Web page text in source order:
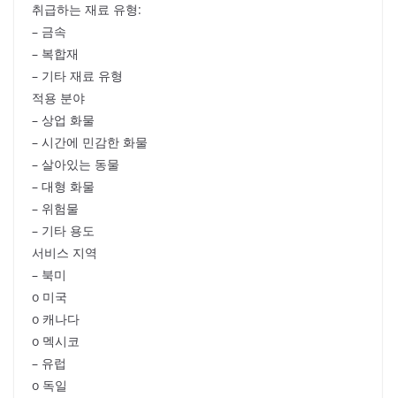
취급하는 재료 유형:
– 금속
– 복합재
– 기타 재료 유형
적용 분야
– 상업 화물
– 시간에 민감한 화물
– 살아있는 동물
– 대형 화물
– 위험물
– 기타 용도
서비스 지역
– 북미
o 미국
o 캐나다
o 멕시코
– 유럽
o 독일